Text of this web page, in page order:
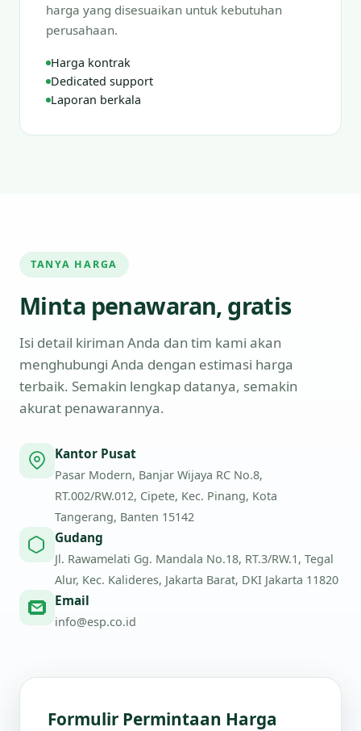
harga yang disesuaikan untuk kebutuhan
perusahaan.
Harga kontrak
Dedicated support
Laporan berkala
TANYA HARGA
Minta penawaran, gratis
Isi detail kiriman Anda dan tim kami akan
menghubungi Anda dengan estimasi harga
terbaik. Semakin lengkap datanya, semakin
akurat penawarannya.
Kantor Pusat
Pasar Modern, Banjar Wijaya RC No.8,
RT.002/RW.012, Cipete, Kec. Pinang, Kota
Tangerang, Banten 15142
Gudang
Jl. Rawamelati Gg. Mandala No.18, RT.3/RW.1, Tegal
Alur, Kec. Kalideres, Jakarta Barat, DKI Jakarta 11820
Email
info@esp.co.id
Formulir Permintaan Harga